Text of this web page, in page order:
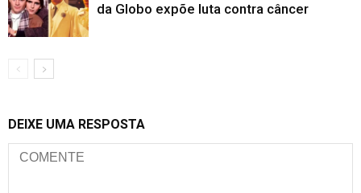
da Globo expõe luta contra câncer
DEIXE UMA RESPOSTA